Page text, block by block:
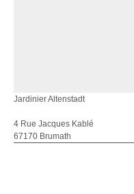
Jardinier Altenstadt
4 Rue Jacques Kablé
67170 Brumath